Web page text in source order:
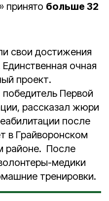
принято больше 32
свои достижения
очная
проект.
победитель Первой
рассказал жюри
после
в Грайворонском
районе. После
медики
тренировки.